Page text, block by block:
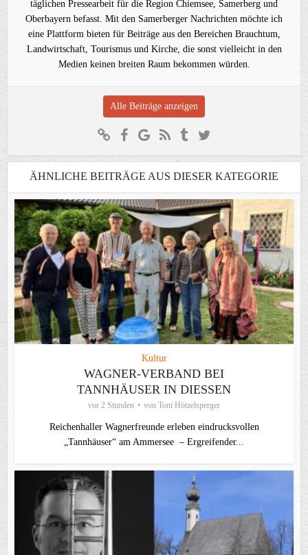
täglichen Pressearbeit für die Region Chiemsee, Samerberg und
Oberbayern befasst. Mit den Samerberger Nachrichten möchte ich
eine Plattform bieten für Beiträge aus den Bereichen Brauchtum,
Landwirtschaft, Tourismus und Kirche, die sonst vielleicht in den
Medien keinen breiten Raum bekommen würden.
Alle Beiträge anzeigen
ÄHNLICHE BEITRÄGE AUS DIESER KATEGORIE
Kultur
WAGNER-VERBAND BEI
TANNHÄUSER IN DIESSEN
vor 2 Stunden von Toni Hötzelsperger
Reichenhaller Wagnerfreunde erleben eindrucksvollen
„Tannhäuser“ am Ammersee – Ergreifender...